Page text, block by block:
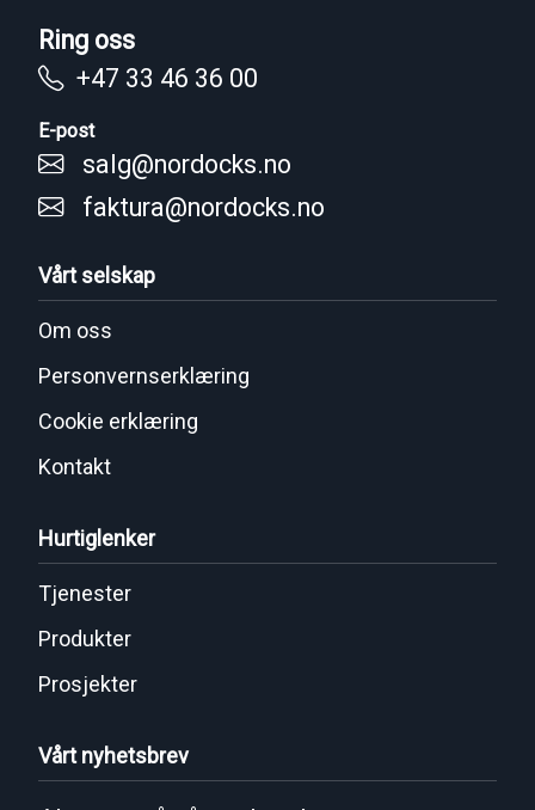
Ring oss
+47 33 46 36 00
E-post
salg@nordocks.no
faktura@nordocks.no
Vårt selskap
Om oss
Personvernserklæring
Cookie erklæring
Kontakt
Hurtiglenker
Tjenester
Produkter
Prosjekter
Vårt nyhetsbrev